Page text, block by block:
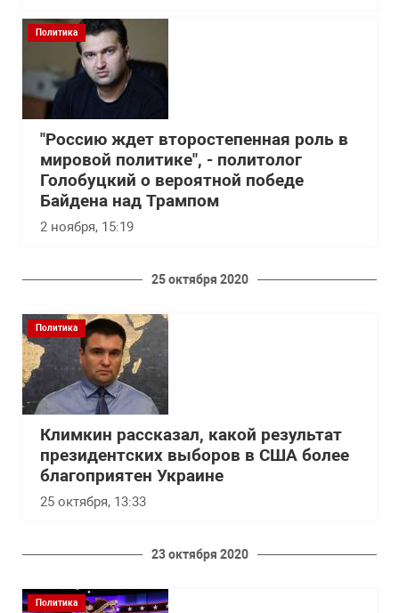
Политика
"Россию ждет второстепенная роль в
мировой политике", - политолог
Голобуцкий о вероятной победе
Байдена над Трампом
2 ноября, 15:19
25 октября 2020
Политика
Климкин рассказал, какой результат
президентских выборов в США более
благоприятен Украине
25 октября, 13:33
23 октября 2020
Политика